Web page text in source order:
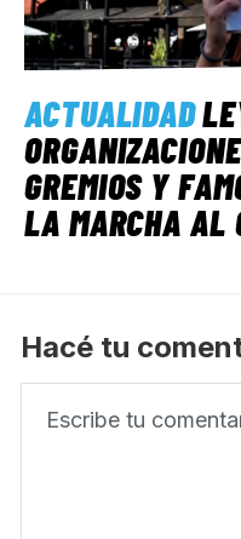
ACTUALIDAD
GREMIOS Y
LA MARCHA AL
Hacé tu